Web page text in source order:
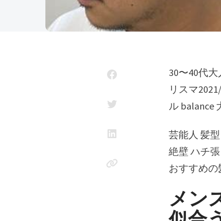
30〜40代大人男性向けヘアスタイル minx 青山店 安田 幸由 メンズカミカ
リスマ
ル balance
芸能人 髪
絶壁 ハチ
おすすめ
メン